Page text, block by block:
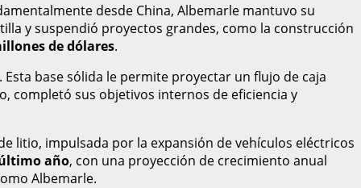
desde China, Albemarle mantuvo su
y suspendió proyectos grandes, como la construcción
de dólares.
base sólida le permite proyectar un flujo de caja
completó sus objetivos internos de eficiencia y
litio, impulsada por la expansión de vehículos eléctricos
año, con una proyección de crecimiento anual
Albemarle.